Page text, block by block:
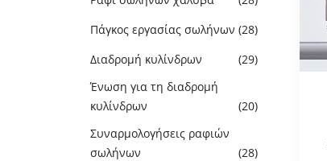
Πάγκος εργασίας σωλήνων (28)
Διαδρομή κυλίνδρων
(29)
Ένωση για τη διαδρομή
κυλίνδρων
(20)
Συναρμολογήσεις ραφιών
σωλήνων
(28)